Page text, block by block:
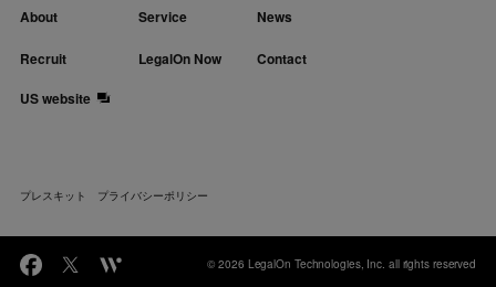
About Service News
Recruit LegalOn Now
Contact
US website
プレスキット プライバシーポリシー
© 2026 LegalOn Technologies, Inc. all rights reserved